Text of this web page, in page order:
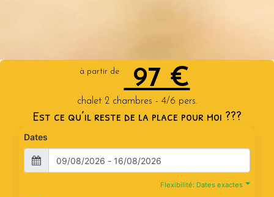
à partir de 97 €
chalet 2 chambres - 4/6 pers.
Est ce qu’il reste de la place pour moi ???
Dates
Flexibilité: Dates exactes